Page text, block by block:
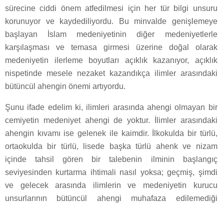
sürecine ciddi önem atfedilmesi için her tür bilgi unsuru
korunuyor ve kaydediliyordu. Bu minvalde genişlemeye
başlayan İslam medeniyetinin diğer medeniyetlerle
karşılaşması ve temasa girmesi üzerine doğal olarak
medeniyetin ilerleme boyutları açıklık kazanıyor, açıklık
nispetinde mesele nezaket kazandıkça ilimler arasındaki
bütüncül ahengin önemi artıyordu.
Şunu ifade edelim ki, ilimleri arasında ahengi olmayan bir
cemiyetin medeniyet ahengi de yoktur. İlimler arasındaki
ahengin kıvamı ise gelenek ile kaimdir. İlkokulda bir türlü,
ortaokulda bir türlü, lisede başka türlü ahenk ve nizam
içinde tahsil gören bir talebenin ilminin başlangıç
seviyesinden kurtarma ihtimali nasıl yoksa; geçmiş, şimdi
ve gelecek arasında ilimlerin ve medeniyetin kurucu
unsurlarının bütüncül ahengi muhafaza edilemediği